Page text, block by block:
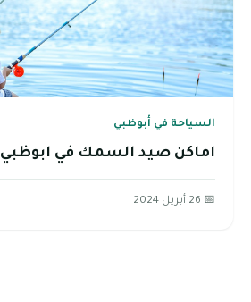
السياحة في أبوظبي
اماكن صيد السمك في ابوظبي
📅 26 أبريل 2024